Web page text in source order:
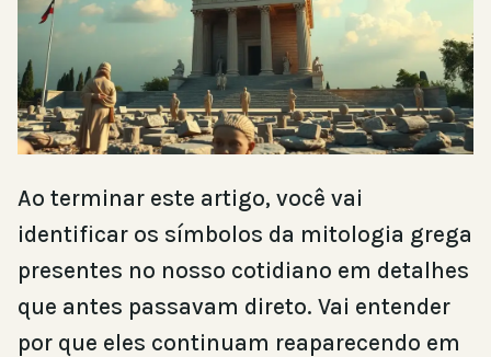
Ao terminar este artigo, você vai
identificar os símbolos da mitologia grega
presentes no nosso cotidiano em detalhes
que antes passavam direto. Vai entender
por que eles continuam reaparecendo em